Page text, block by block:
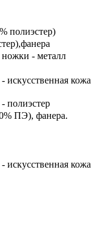
полиэстер)
ножки - металл
искусственная кожа
полиэстер
ПЭ), фанера.
искусственная кожа